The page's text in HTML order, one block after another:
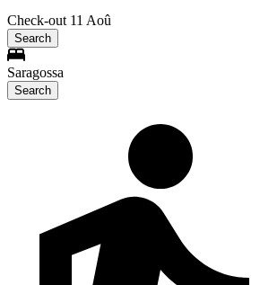
Check-out 11 Aoû
Search
Saragossa
Search